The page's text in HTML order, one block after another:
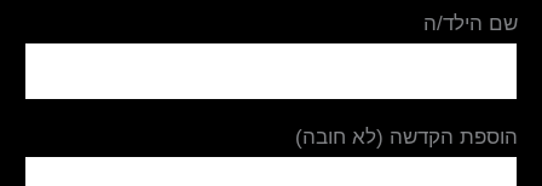
שם הילד/ה
הוספת הקדשה (לא חובה)